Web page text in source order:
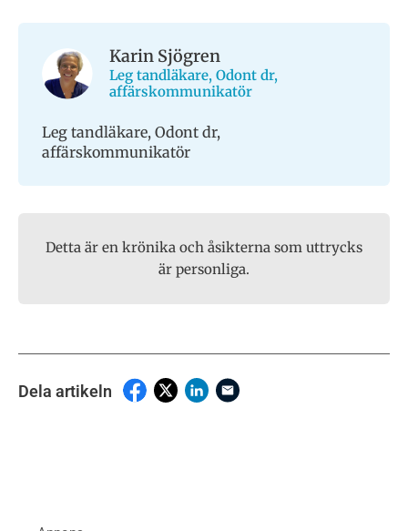
Karin Sjögren
Leg tandläkare, Odont dr,
affärskommunikatör
Leg tandläkare, Odont dr,
affärskommunikatör
Detta är en krönika och åsikterna som uttrycks
är personliga.
Dela artikeln